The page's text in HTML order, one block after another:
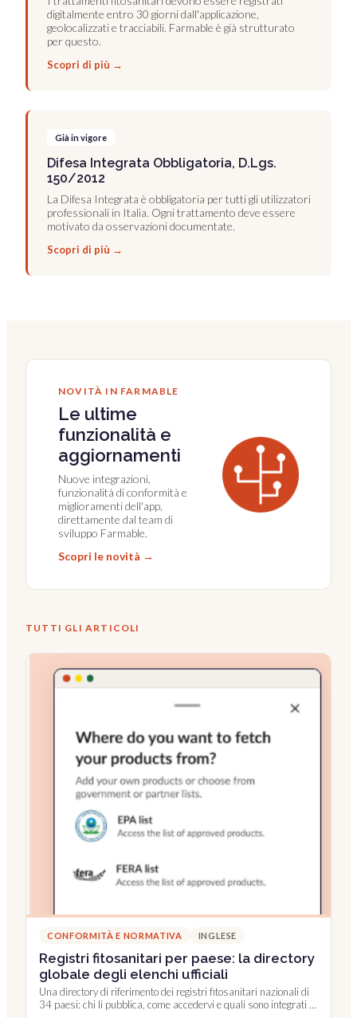
digitalmente entro 30 giorni dall'applicazione,
geolocalizzati e tracciabili. Farmable è già strutturato
per questo.
Scopri di più →
Già in vigore
Difesa Integrata Obbligatoria, D.Lgs.
150/2012
La Difesa Integrata è obbligatoria per tutti gli utilizzatori
professionali in Italia. Ogni trattamento deve essere
motivato da osservazioni documentate.
Scopri di più →
NOVITÀ IN FARMABLE
Le ultime
funzionalità e
aggiornamenti
Nuove integrazioni,
funzionalità di conformità e
miglioramenti dell'app,
direttamente dal team di
sviluppo Farmable.
Scopri le novità →
TUTTI GLI ARTICOLI
CONFORMITÀ E NORMATIVA INGLESE
Registri fitosanitari per paese: la directory
globale degli elenchi ufficiali
Una directory di riferimento dei registri fitosanitari nazionali di
34 paesi: chi li pubblica, come accedervi e quali sono integrati in